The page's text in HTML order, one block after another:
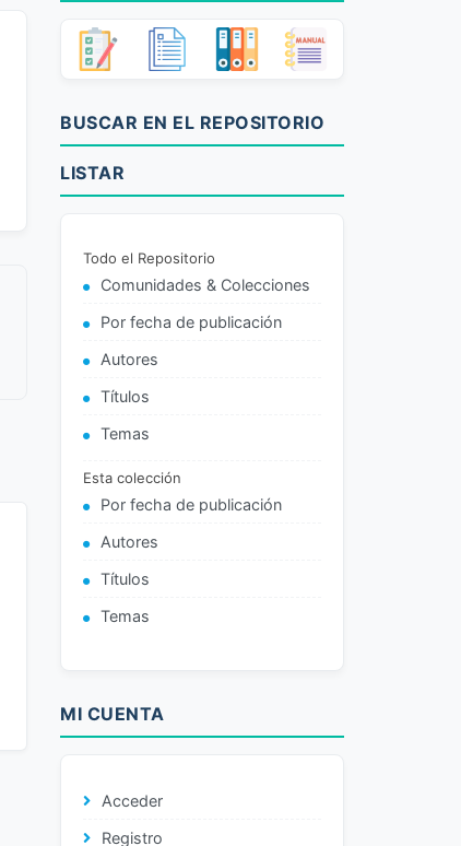
BUSCAR EN EL REPOSITORIO
LISTAR
Todo el Repositorio
Comunidades & Colecciones
Por fecha de publicación
Autores
Títulos
Temas
Esta colección
Por fecha de publicación
Autores
Títulos
Temas
MI CUENTA
Acceder
Registro